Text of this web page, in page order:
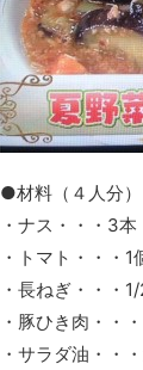
●材料（４人分）
・ナス・・・3本
・トマト・・・1
・長ねぎ・・・
・豚ひき肉・・
・サラダ油・・